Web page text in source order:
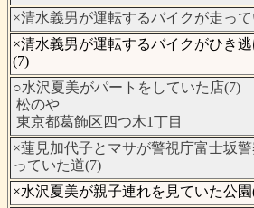
×清水義男が運転するバイクが走っ
×清水義男が運転するバイクがひき
(7)
○水沢夏美がパートをしていた店(7)
松のや
東京都葛飾区四つ木1丁目
×蓮見加代子とマサが警視庁富士坂
っていた道(7)
×水沢夏美が親子連れを見ていた公園